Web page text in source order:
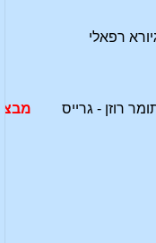
רפאלי
רוזן - גרייס